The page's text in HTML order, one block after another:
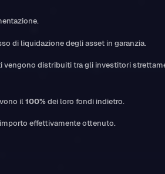
di liquidazione degli asset in garanzia.
vengono distribuiti tra gli investitori
il100%dei loro fondi indietro.
effettivamente ottenuto.